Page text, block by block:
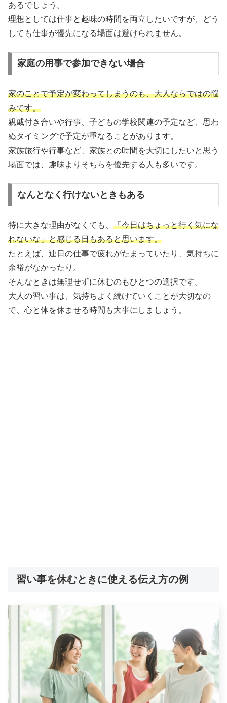
あるでしょう。
理想としては仕事と趣味の時間を両立したいですが、どう
しても仕事が優先になる場面は避けられません。
家庭の用事で参加できない場合
家のことで予定が変わってしまうのも、大人ならではの悩
みです。
親戚付き合いや行事、子どもの学校関連の予定など、思わ
ぬタイミングで予定が重なることがあります。
家族旅行や行事など、家族との時間を大切にしたいと思う
場面では、趣味よりそちらを優先する人も多いです。
なんとなく行けないときもある
特に大きな理由がなくても、 「今日はちょっと行く気にな
れないな」と感じる日もあると思います。
たとえば、連日の仕事で疲れがたまっていたり、気持ちに
余裕がなかったり。
そんなときは無理せずに休むのもひとつの選択です。
大人の習い事は、気持ちよく続けていくことが大切なの
で、心と体を休ませる時間も大事にしましょう。
習い事を休むときに使える伝え方の例